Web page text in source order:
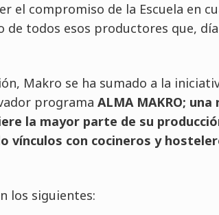
el compromiso de la Escuela en
de todos esos productores que,
Makro se ha sumado a la
programa ALMA MAKRO;
la mayor parte de su
vínculos con cocineros y
los siguientes: